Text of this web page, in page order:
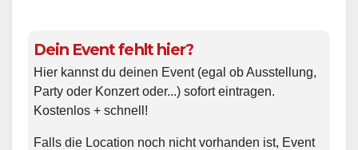
Dein Event fehlt hier?
Hier kannst du deinen Event (egal ob Ausstellung,
Party oder Konzert oder...) sofort eintragen.
Kostenlos + schnell!
Falls die Location noch nicht vorhanden ist, Event